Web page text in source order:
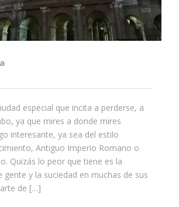
especial que incita a perderse, a
ya que mires a donde mires
interesante, ya sea del estilo
Antiguo Imperio Romano o
Quizás lo peor que tiene es la
gente y la suciedad en muchas de sus
de […]